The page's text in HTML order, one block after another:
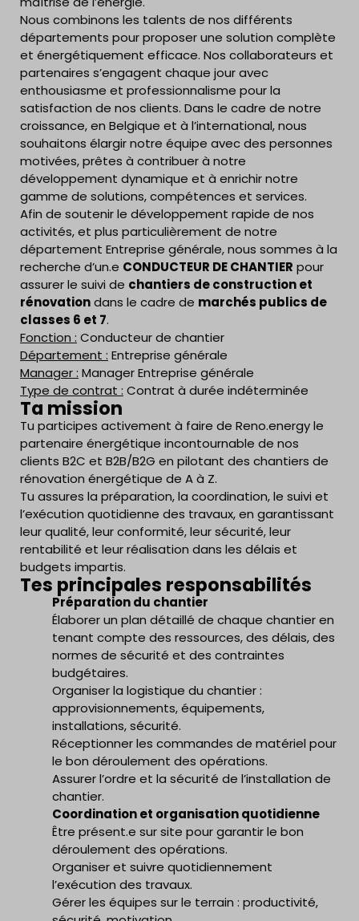
Nous combinons les talents de nos différents
départements pour proposer une solution complète
et énergétiquement efficace. Nos collaborateurs et
partenaires s’engagent chaque jour avec
enthousiasme et professionnalisme pour la
satisfaction de nos clients. Dans le cadre de notre
croissance, en Belgique et à l’international, nous
souhaitons élargir notre équipe avec des personnes
motivées, prêtes à contribuer à notre
développement dynamique et à enrichir notre
gamme de solutions, compétences et services.
Afin de soutenir le développement rapide de nos
activités, et plus particulièrement de notre
département Entreprise générale, nous sommes à la
recherche d’un.e CONDUCTEUR DE CHANTIER pour
assurer le suivi de chantiers de construction et
rénovationdans le cadre de marchés publics de
classes 6 et 7.
Fonction : Conducteur de chantier
Département : Entreprise générale
Manager : Manager Entreprise générale
Type de contrat : Contrat à durée indéterminée
Ta mission
Tu participes activement à faire de Reno.energy le
partenaire énergétique incontournable de nos
clients B2C et B2B/B2G en pilotant des chantiers de
rénovation énergétique de A à Z.
Tu assures la préparation, la coordination, le suivi et
l’exécution quotidienne des travaux, en garantissant
leur qualité, leur conformité, leur sécurité, leur
rentabilité et leur réalisation dans les délais et
budgets impartis.
Tes principales responsabilités
Préparation du chantier
Élaborer un plan détaillé de chaque chantier en
tenant compte des ressources, des délais, des
normes de sécurité et des contraintes
budgétaires.
Organiser la logistique du chantier :
approvisionnements, équipements,
installations, sécurité.
Réceptionner les commandes de matériel pour
le bon déroulement des opérations.
Assurer l’ordre et la sécurité de l’installation de
chantier.
Coordination et organisation quotidienne
Être présent.e sur site pour garantir le bon
déroulement des opérations.
Organiser et suivre quotidiennement
l’exécution des travaux.
Gérer les équipes sur le terrain : productivité,